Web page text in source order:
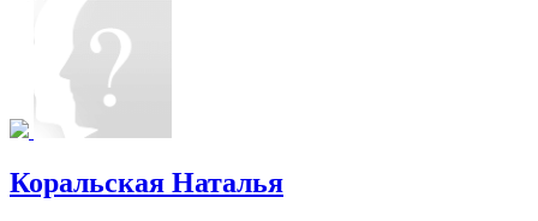
Коральская Наталья